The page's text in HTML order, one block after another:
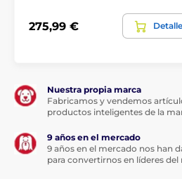
275,99 € Detalle
Nuestra propia marca
Fabricamos y vendemos
productos inteligentes de la
9 años en el mercado
9 años en el mercado nos han
para convertirnos en líderes